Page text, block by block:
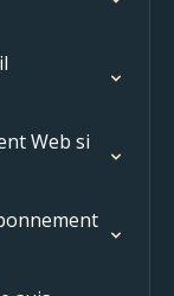
Web si